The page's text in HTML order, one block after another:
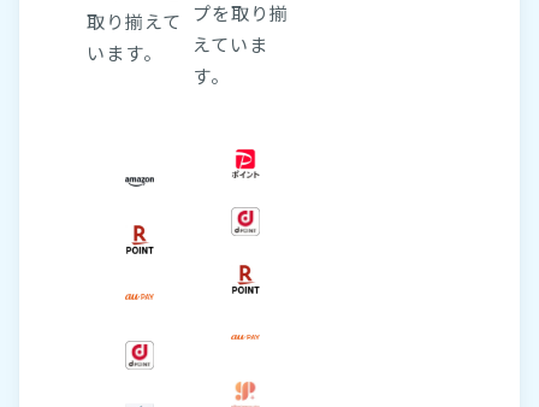
取り揃えて
います。
プを取り揃
えていま
す。